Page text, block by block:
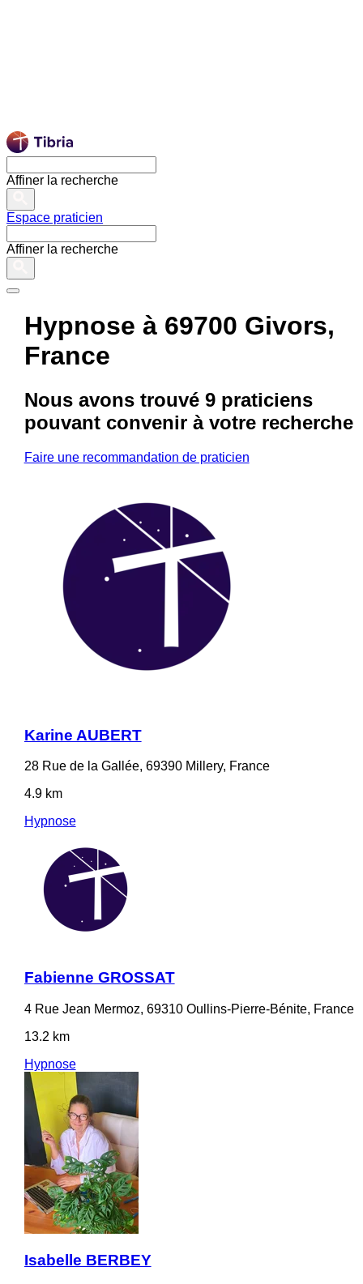
Affiner la recherche
Espace praticien
Affiner la recherche
Hypnose à 69700 Givors,
France
Nous avons trouvé 9 praticiens
pouvant convenir à votre recherche
Faire une recommandation de praticien
Karine AUBERT
28 Rue de la Gallée, 69390 Millery, France
4.9 km
Hypnose
Fabienne GROSSAT
4 Rue Jean Mermoz, 69310 Oullins-Pierre-Bénite, France
13.2 km
Hypnose
Isabelle BERBEY